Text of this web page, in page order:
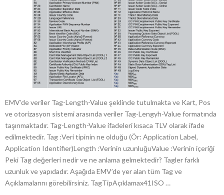
EMV’de veriler Tag-Length-Value şeklinde tutulmakta ve Kart, Pos
ve otorizasyon sistemi arasında veriler Tag-Lengyh-Value formatında
taşınmaktadır. Tag-Length-Value ifadeleri kısaca TLV olarak ifade
edilmektedir. Tag :Veri tipinin ne olduğu (Ör: Application Label,
Application Identifier)Length :Verinin uzunluğuValue :Verinin içeriği
Peki Tag değerleri nedir ve ne anlama gelmektedir? Tagler farklı
uzunluk ve yapıdadır. Aşağıda EMV’de yer alan tüm Tag ve
Açıklamalarını görebilirsiniz. TagTipAçıklamax41ISO …